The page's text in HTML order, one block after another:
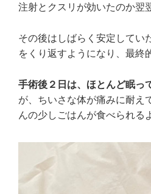
注射とクスリが効いたのか翌
その後はしばらく安定してい
をくり返すようになり、最終
手術後２日は、ほとんど眠っ
が、ちいさな体が痛みに耐え
んの少しごはんが食べられる